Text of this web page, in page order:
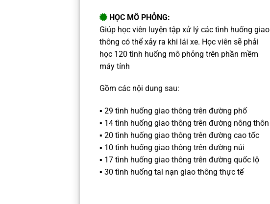
HỌC MÔ PHỎNG:
Giúp học viên luyện tập xử lý các tình huống giao
thông có thể xảy ra khi lái xe. Học viên sẽ phải
học 120 tình huống mô phỏng trên phần mềm
máy tính
Gồm các nội dung sau:
▪️ 29 tình huống giao thông trên đường phố
▪️ 14 tình huống giao thông trên đường nông thôn
▪️ 20 tình huống giao thông trên đường cao tốc
▪️ 10 tình huống giao thông trên đường núi
▪️ 17 tình huống giao thông trên đường quốc lộ
▪️ 30 tình huống tai nạn giao thông thực tế